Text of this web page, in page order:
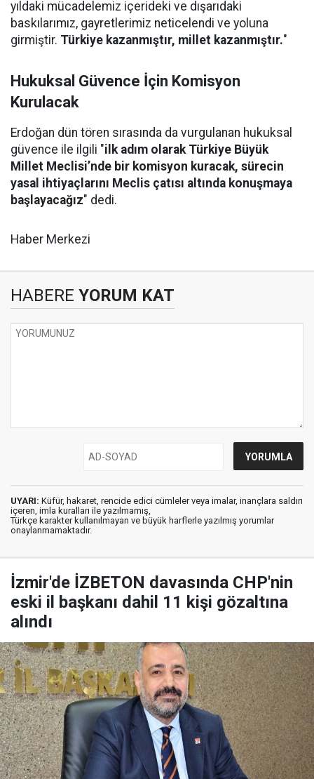
yıldaki mücadelemiz içerideki ve dışarıdaki
baskılarımız, gayretlerimiz neticelendi ve yoluna
girmiştir. Türkiye kazanmıştır, millet kazanmıştır."
Hukuksal Güvence İçin Komisyon
Kurulacak
Erdoğan dün tören sırasında da vurgulanan hukuksal
güvence ile ilgili "ilk adım olarak Türkiye Büyük
Millet Meclisi’nde bir komisyon kuracak, sürecin
yasal ihtiyaçlarını Meclis çatısı altında konuşmaya
başlayacağız" dedi.
Haber Merkezi
HABERE YORUM KAT
UYARI: Küfür, hakaret, rencide edici cümleler veya imalar, inançlara saldırı
içeren, imla kuralları ile yazılmamış,
Türkçe karakter kullanılmayan ve büyük harflerle yazılmış yorumlar
onaylanmamaktadır.
İzmir'de İZBETON davasında CHP'nin
eski il başkanı dahil 11 kişi gözaltına
alındı